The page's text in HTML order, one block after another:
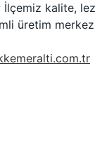
İlçemiz kalite,
üretim